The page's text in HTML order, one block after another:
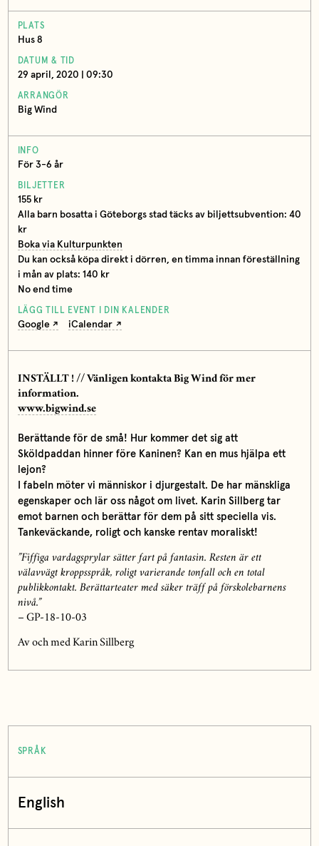
PLATS
Hus 8
DATUM & TID
29 april, 2020 | 09:30
ARRANGÖR
Big Wind
INFO
För 3-6 år
BILJETTER
155 kr
Alla barn bosatta i Göteborgs stad täcks av biljettsubvention: 40
kr
Boka via Kulturpunkten
Du kan också köpa direkt i dörren, en timma innan föreställning
i mån av plats: 140 kr
No end time
LÄGG TILL EVENT I DIN KALENDER
Google iCalendar
INSTÄLLT ! // Vänligen kontakta Big Wind för mer
information.
www.bigwind.se
Berättande för de små! Hur kommer det sig att
Sköldpaddan hinner före Kaninen? Kan en mus hjälpa ett
lejon?
I fabeln möter vi människor i djurgestalt. De har mänskliga
egenskaper och lär oss något om livet. Karin Sillberg tar
emot barnen och berättar för dem på sitt speciella vis.
Tankeväckande, roligt och kanske rentav moraliskt!
”Fiffiga vardagsprylar sätter fart på fantasin. Resten är ett
välavvägt kroppsspråk, roligt varierande tonfall och en total
publikkontakt. Berättarteater med säker träff på förskolebarnens
nivå.”
– GP-18-10-03
Av och med Karin Sillberg
SPRÅK
English